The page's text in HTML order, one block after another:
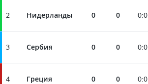
2 Нидерланды 0 0 0:0
3 Сербия 0 0 0:0
4 Греция 0 0 0:0